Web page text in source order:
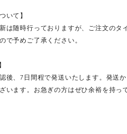
いて】
は随時行っておりますが、ご注文の
で予めご了承ください。
後、7日間程で発送いたします。発送
います。お急ぎの方はぜひ余裕を持っ